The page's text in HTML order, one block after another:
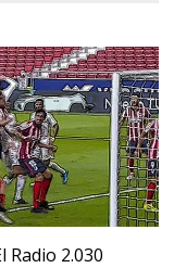
Radio 2.030